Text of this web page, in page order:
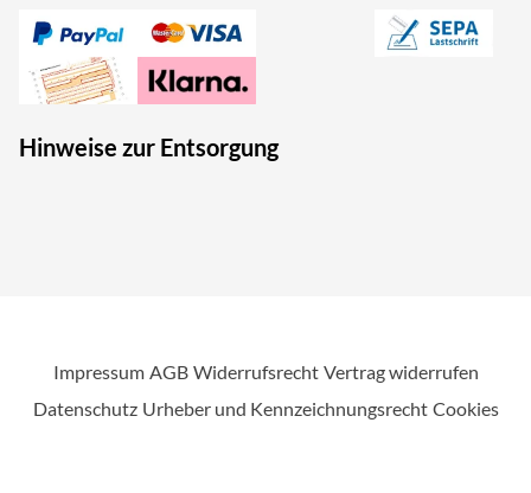
Hinweise zur Entsorgung
Impressum AGB Widerrufsrecht Vertrag widerrufen
Datenschutz Urheber und Kennzeichnungsrecht Cookies